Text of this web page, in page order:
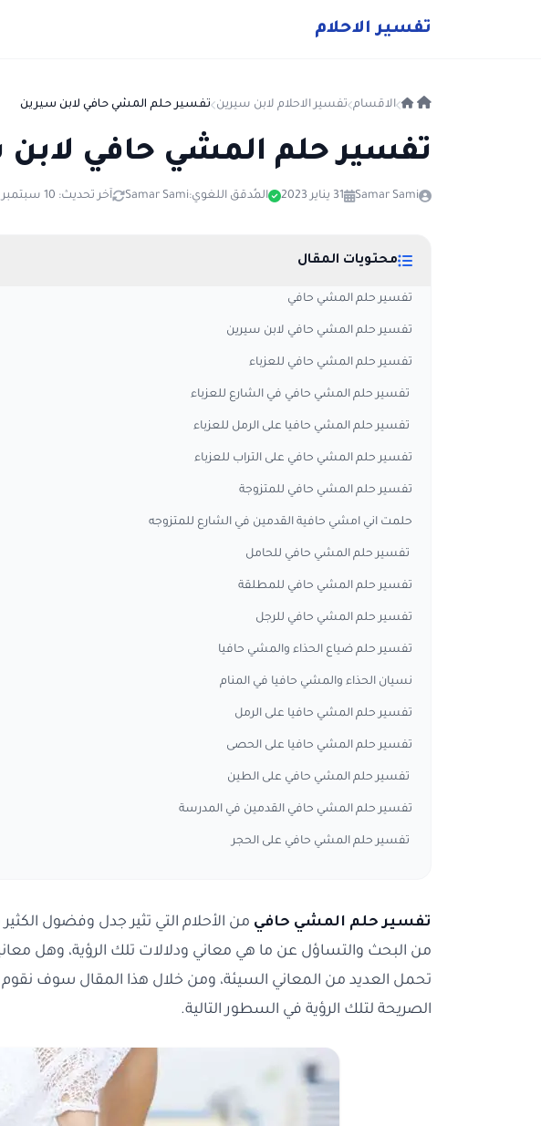
تفسير الاحلام
الاقسام تفسير الاحلام لابن سيرين تفسير حلم المشي حافي لابن سيرين
تفسير حلم المشي حافي لابن
Samar Sami 31 يناير 2023 المُدقق اللغوي:Samar Sami آخر تحديث: 10 سبتمبر 2024
محتويات المقال
تفسير حلم المشي حافي
تفسير حلم المشي حافي لابن سيرين
تفسير حلم المشي حافي للعزباء
تفسير حلم المشي حافي في الشارع للعزباء
تفسير حلم المشي حافيا على الرمل للعزباء
تفسير حلم المشي حافي على التراب للعزباء
تفسير حلم المشي حافي للمتزوجة
حلمت اني امشي حافية القدمين في الشارع للمتزوجه
تفسير حلم المشي حافي للحامل
تفسير حلم المشي حافي للمطلقة
تفسير حلم المشي حافي للرجل
تفسير حلم ضياع الحذاء والمشي حافيا
نسيان الحذاء والمشي حافيا في المنام
تفسير حلم المشي حافيا على الرمل
تفسير حلم المشي حافيا على الحصى
تفسير حلم المشي حافي على الطين
تفسير حلم المشي حافي القدمين في المدرسة
تفسير حلم المشي حافي على الحجر
تفسير حلم المشي حافي من الأحلام التي تثير جدل وفضول
من البحث والتساؤل عن ما هي معاني ودلالات تلك الرؤية، وهل
تحمل العديد من المعاني السيئة، ومن خلال هذا المقال سوف
الصريحة لتلك الرؤية في السطور التالية.